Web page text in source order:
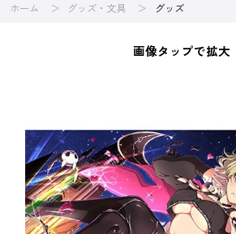
ホーム グッズ・文具 グッズ
画像タップで拡大